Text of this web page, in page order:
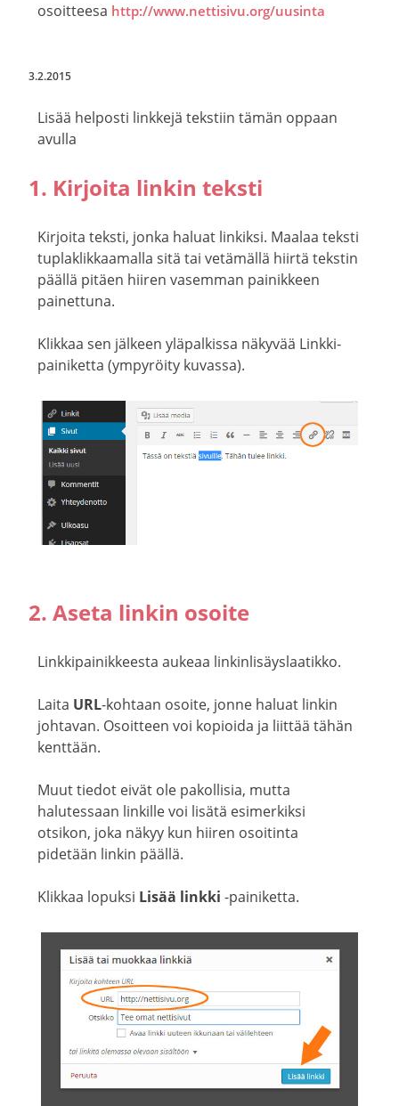
osoitteesa http://www.nettisivu.org/uusinta
3.2.2015
Lisää helposti linkkejä tekstiin tämän oppaan
avulla
1. Kirjoita linkin teksti
Kirjoita teksti, jonka haluat linkiksi. Maalaa teksti
tuplaklikkaamalla sitä tai vetämällä hiirtä tekstin
päällä pitäen hiiren vasemman painikkeen
painettuna.
Klikkaa sen jälkeen yläpalkissa näkyvää Linkki-
painiketta (ympyröity kuvassa).
2. Aseta linkin osoite
Linkkipainikkeesta aukeaa linkinlisäyslaatikko.
Laita URL-kohtaan osoite, jonne haluat linkin
johtavan. Osoitteen voi kopioida ja liittää tähän
kenttään.
Muut tiedot eivät ole pakollisia, mutta
halutessaan linkille voi lisätä esimerkiksi
otsikon, joka näkyy kun hiiren osoitinta
pidetään linkin päällä.
Klikkaa lopuksi Lisää linkki -painiketta.